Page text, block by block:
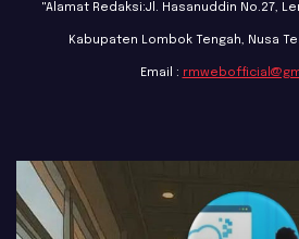
"Alamat Redaksi:Jl. Hasanuddin No.27,
Kabupaten Lombok Tengah, Nusa
Email :